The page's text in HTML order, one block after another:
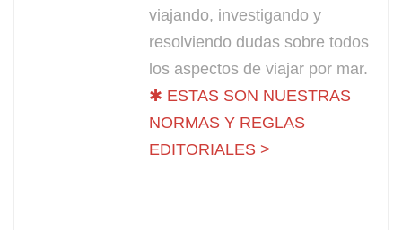
viajando, investigando y
resolviendo dudas sobre todos
los aspectos de viajar por mar.
✱ ESTAS SON NUESTRAS
NORMAS Y REGLAS
EDITORIALES >